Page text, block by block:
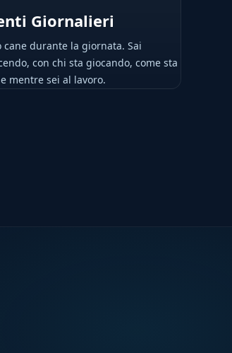
Giornalieri
cane durante la giornata. Sai
con chi sta giocando, come sta
mentre sei al lavoro.